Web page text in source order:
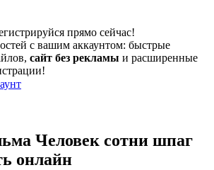
прямо сейчас!
с вашим аккаунтом: быстрые
сайт без рекламы и расширенные
Человек сотни шпаг
онлайн